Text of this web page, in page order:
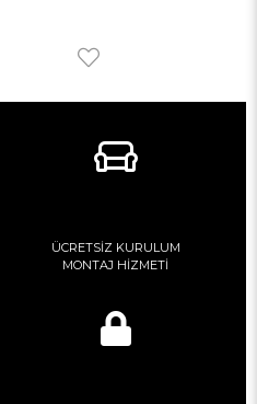
ÜCRETSİZ KURULUM
MONTAJ HİZMETİ